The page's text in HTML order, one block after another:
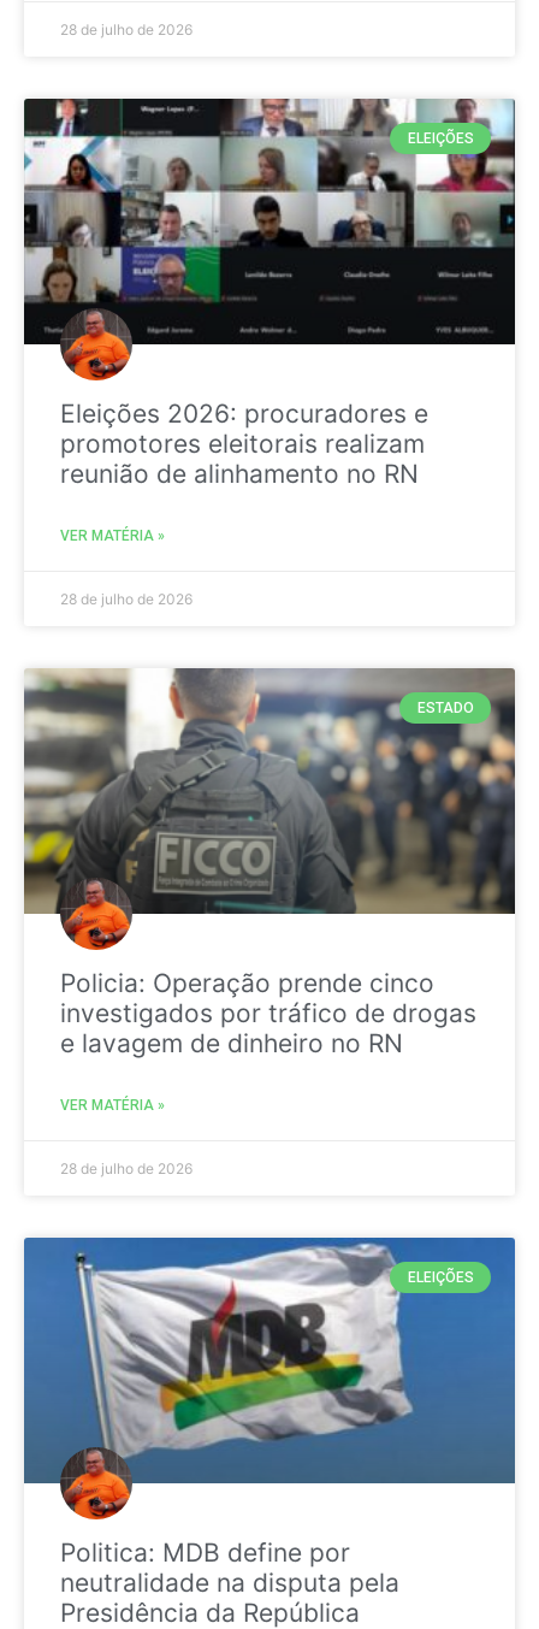
28 de julho de 2026
ELEIÇÕES
Eleições 2026: procuradores e
promotores eleitorais realizam
reunião de alinhamento no RN
VER MATÉRIA »
28 de julho de 2026
ESTADO
Policia: Operação prende cinco
investigados por tráfico de drogas
e lavagem de dinheiro no RN
VER MATÉRIA »
28 de julho de 2026
ELEIÇÕES
Politica: MDB define por
neutralidade na disputa pela
Presidência da República